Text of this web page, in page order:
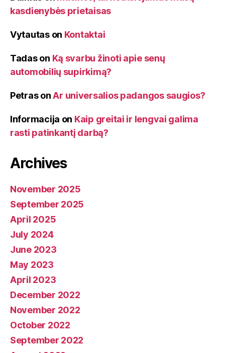
kasdienybės prietaisas
Vytautason Kontaktai
Tadason Ką svarbu žinoti apie senų
automobilių supirkimą?
PetrasonAr universalios padangos saugios?
Informacija on Kaip greitai ir lengvai galima
rasti patinkantį darbą?
Archives
November 2025
September 2025
April 2025
July 2024
June 2023
May 2023
April 2023
December 2022
November 2022
October 2022
September 2022